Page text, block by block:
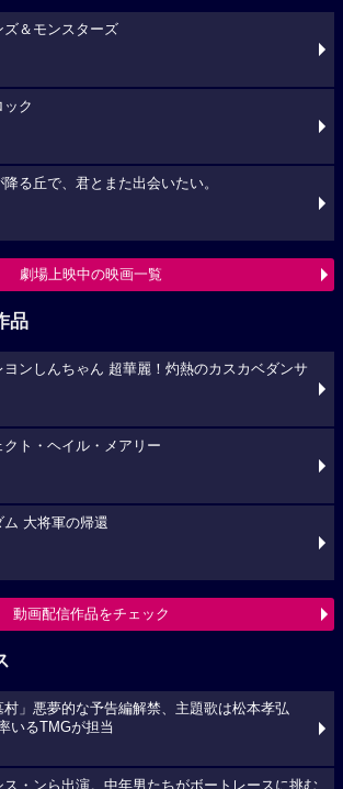
ズ＆モンスターズ
ック
る丘で、君とまた出会いたい。
劇場上映中の映画一覧
品
ヨンしんちゃん 超華麗！灼熱のカスカベダンサ
クト・ヘイル・メアリー
ム 大将軍の帰還
動画配信作品をチェック
村」悪夢的な予告編解禁、主題歌は松本孝弘
率いるTMGが担当